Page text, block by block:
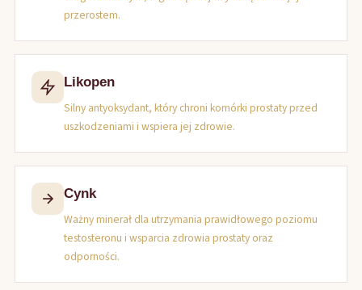
przerostem.
Likopen
Silny antyoksydant, który chroni komórki prostaty przed
uszkodzeniami i wspiera jej zdrowie.
Cynk
Ważny minerał dla utrzymania prawidłowego poziomu
testosteronu i wsparcia zdrowia prostaty oraz
odporności.